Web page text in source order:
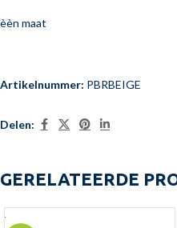
èèn maat
Artikelnummer: PBRBEIGE
Delen:
GERELATEERDE